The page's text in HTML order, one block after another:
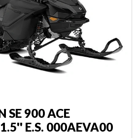
SE 900 ACE
E.S. 000AEVA00